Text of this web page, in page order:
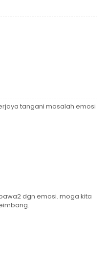
tangani masalah emosi
dgn emosi. moga kita